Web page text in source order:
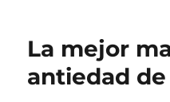
La mejor
antiedad de